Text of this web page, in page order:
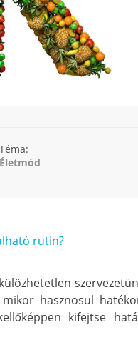
Téma:
Életmód
rutin?
hasznosul
kifejtse